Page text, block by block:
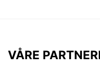
VÅRE